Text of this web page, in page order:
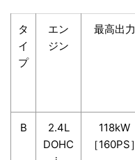
タ
イ
プ
エン
ジン
最高出力
B
2.4L
DOHC
118kW
［160PS］